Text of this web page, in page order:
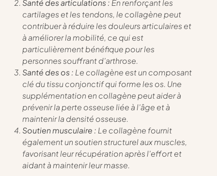
Santé des articulations : En renforçant les
cartilages et les tendons, le collagène peut
contribuer à réduire les douleurs articulaires et
à améliorer la mobilité, ce qui est
particulièrement bénéfique pour les
personnes souffrant d’arthrose.
Santé des os : Le collagène est un composant
clé du tissu conjonctif qui forme les os. Une
supplémentation en collagène peut aider à
prévenir la perte osseuse liée à l’âge et à
maintenir la densité osseuse.
Soutien musculaire : Le collagène fournit
également un soutien structurel aux muscles,
favorisant leur récupération après l’effort et
aidant à maintenir leur masse.